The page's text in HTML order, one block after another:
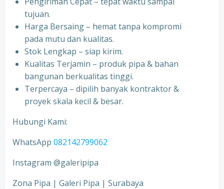
tujuan.
Harga Bersaing – hemat tanpa kompromi
pada mutu dan kualitas.
Stok Lengkap – siap kirim.
Kualitas Terjamin – produk pipa & bahan
bangunan berkualitas tinggi.
Terpercaya – dipilih banyak kontraktor &
proyek skala kecil & besar.
Hubungi Kami:
WhatsApp 082142799062
Instagram @galeripipa
Zona Pipa | Galeri Pipa | Surabaya